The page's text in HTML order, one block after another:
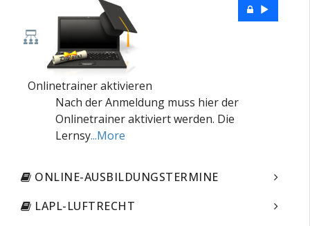
Onlinetrainer aktivieren
Nach der Anmeldung muss hier der
Onlinetrainer aktiviert werden. Die
Lernsy...More
ONLINE-AUSBILDUNGSTERMINE
LAPL-LUFTRECHT